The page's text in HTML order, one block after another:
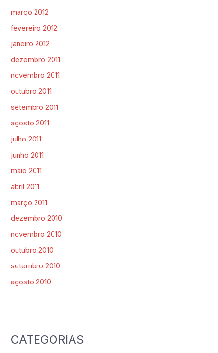
março 2012
fevereiro 2012
janeiro 2012
dezembro 2011
novembro 2011
outubro 2011
setembro 2011
agosto 2011
julho 2011
junho 2011
maio 2011
abril 2011
março 2011
dezembro 2010
novembro 2010
outubro 2010
setembro 2010
agosto 2010
CATEGORIAS